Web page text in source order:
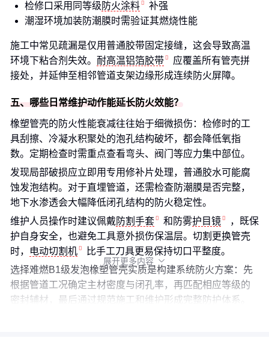
检修口采用同等级 防火涂料
补强
潮湿环境加装防潮膜时需验证其燃烧性能
施工中常见疏漏是仅用普通胶带固定接缝，这会导致高温
环境下粘合剂失效。 耐高温铝箔胶带
应覆盖所有管壳拼
接处，并延伸至相邻管道支架边缘形成连续防火屏障。
五、哪些日常维护动作能延长防火效能？
橡塑管壳的防火性能衰减往往始于细微损伤：检修时的工
具刮擦、冷凝水积聚处的泡孔结构破坏，都会降低氧指
数。定期检查时需重点查看弯头、阀门等应力集中部位。
发现局部破损应立即用专用修补片处理，普通胶水可能腐
蚀发泡结构。对于直埋管道，还需检查防潮膜是否完整，
地下水渗透会大幅降低闭孔结构的防火稳定性。
维护人员操作时建议佩戴 防割手套 和防雾护目镜
，既保
护自身安全，也避免工具意外损伤保温层。切割更换管壳
时，
电动切割机
比手工刀具更易保持切口平整度。
选择难燃B1级发泡橡塑管壳实质是构建系统防火方案：先
根据管道工况确定主材密度与闭孔率，再匹配相应等级的
密封辅材，最后通过规范施工和维护形成完整防护体系。
展开更多内容 